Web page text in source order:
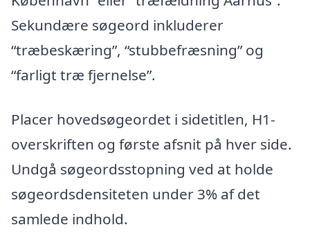
Sekundære søgeord inkluderer
“træbeskæring”, “stubbefræsning” og
“farligt træ fjernelse”.
Placer hovedsøgeordet i sidetitlen, H1-
overskriften og første afsnit på hver side.
Undgå søgeordsstopning ved at holde
søgeordsdensiteten under 3% af det
samlede indhold.